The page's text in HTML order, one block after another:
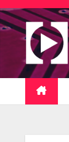
Saltar
al
contenido